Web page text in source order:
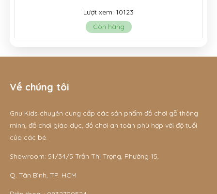
Lượt xem: 10123
Còn hàng
Về chúng tôi
Gnu Kids chuyên cung cấp các sản phẩm đồ chơi gỗ thông
minh, đồ chơi giáo dục, đồ chơi an toàn phù hợp với độ tuổi
của các bé.
Showroom: 51/34/5 Trần Thị Trọng, Phường 15,
Q. Tân Bình, TP. HCM